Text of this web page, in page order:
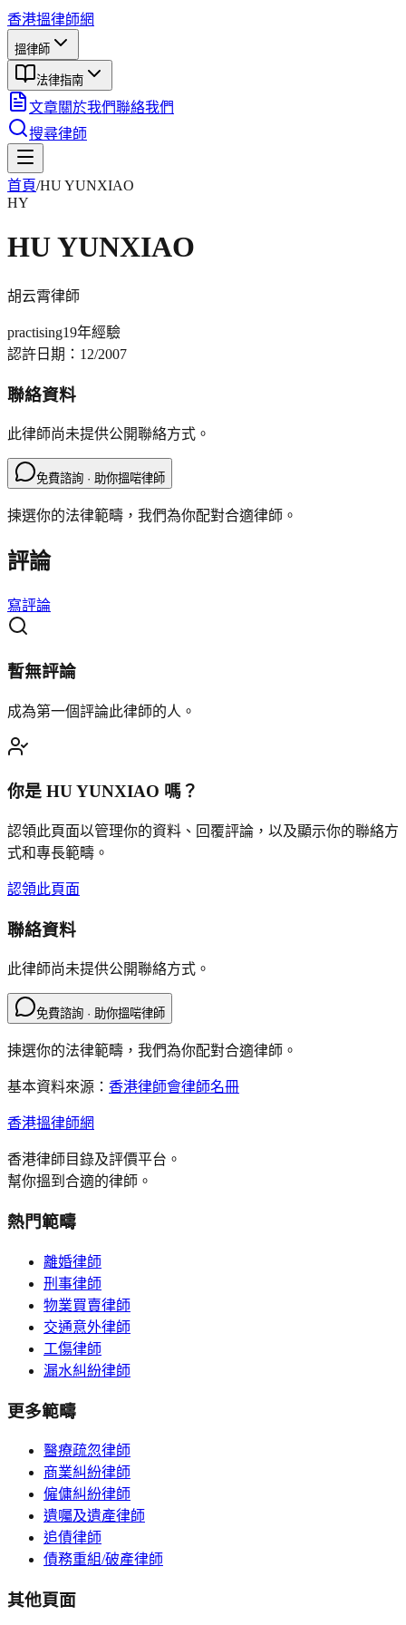
香港搵律師網
搵律師
法律指南
文章關於我們聯絡我們
搜尋律師
首頁/HU YUNXIAO
HY
HU YUNXIAO
胡云霄律師
practising19年經驗
認許日期： 12/2007
聯絡資料
此律師尚未提供公開聯絡方式。
免費諮詢 · 助你搵啱律師
揀選你的法律範疇，我們為你配對合適律師。
評論
寫評論
暫無評論
成為第一個評論此律師的人。
你是 HU YUNXIAO 嗎？
認領此頁面以管理你的資料、回覆評論，以及顯示你的聯絡方
式和專長範疇。
認領此頁面
聯絡資料
此律師尚未提供公開聯絡方式。
免費諮詢 · 助你搵啱律師
揀選你的法律範疇，我們為你配對合適律師。
基本資料來源： 香港律師會律師名冊
香港搵律師網
香港律師目錄及評價平台。
幫你搵到合適的律師。
熱門範疇
離婚律師
刑事律師
物業買賣律師
交通意外律師
工傷律師
漏水糾紛律師
更多範疇
醫療疏忽律師
商業糾紛律師
僱傭糾紛律師
遺囑及遺產律師
追債律師
債務重組/破產律師
其他頁面